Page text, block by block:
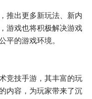
推出更多新玩法、新内
游戏也将积极解决游戏
平的游戏环境。
竞技手游，其丰富的玩
内容，为玩家带来了沉